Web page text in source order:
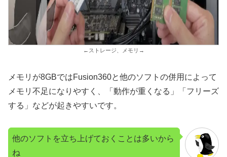
←ストレージ、メモリ→
メモリが8GBではFusion360と他のソフトの併用によって
メモリ不足になりやすく、「動作が重くなる」「フリーズ
する」などが起きやすいです。
他のソフトを立ち上げておくことは多いから
ね